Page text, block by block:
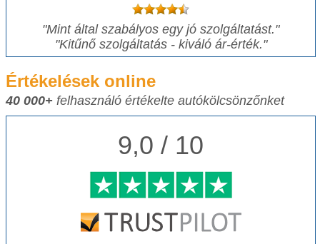
"Mint által szabályos egy jó szolgáltatást."
"Kitűnő szolgáltatás - kiváló ár-érték."
Értékelések online
40 000+ felhasználó értékelte autókölcsönzőnket
9,0 / 10